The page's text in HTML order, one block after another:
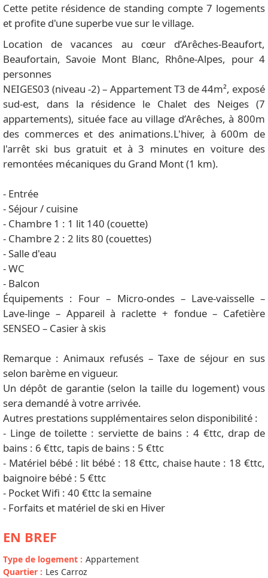
Cette petite résidence de standing compte 7 logements
et profite d'une superbe vue sur le village.
Location de vacances au cœur d’Arêches-Beaufort,
Beaufortain, Savoie Mont Blanc, Rhône-Alpes, pour 4
personnes
NEIGES03 (niveau -2) – Appartement T3 de 44m², exposé
sud-est, dans la résidence le Chalet des Neiges (7
appartements), située face au village d’Arêches, à 800m
des commerces et des animations.L'hiver, à 600m de
l'arrêt ski bus gratuit et à 3 minutes en voiture des
remontées mécaniques du Grand Mont (1 km).
- Entrée
- Séjour / cuisine
- Chambre 1 : 1 lit 140 (couette)
- Chambre 2 : 2 lits 80 (couettes)
- Salle d'eau
- WC
- Balcon
Équipements : Four – Micro-ondes – Lave-vaisselle –
Lave-linge – Appareil à raclette + fondue – Cafetière
SENSEO – Casier à skis
Remarque : Animaux refusés – Taxe de séjour en sus
selon barème en vigueur.
Un dépôt de garantie (selon la taille du logement) vous
sera demandé à votre arrivée.
Autres prestations supplémentaires selon disponibilité :
- Linge de toilette : serviette de bains : 4 €ttc, drap de
bains : 6 €ttc, tapis de bains : 5 €ttc
- Matériel bébé : lit bébé : 18 €ttc, chaise haute : 18 €ttc,
baignoire bébé : 5 €ttc
- Pocket Wifi : 40 €ttc la semaine
- Forfaits et matériel de ski en Hiver
EN BREF
Type de logement : Appartement
Quartier : Les Carroz